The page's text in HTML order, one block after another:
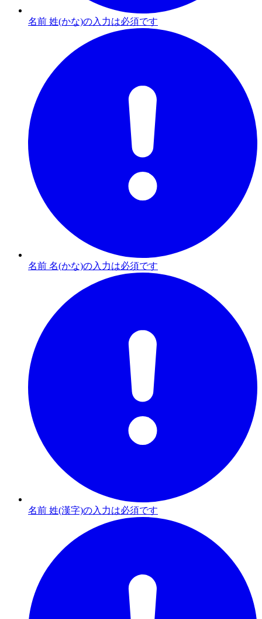
名前 姓(かな)の入力は必須です
名前 名(かな)の入力は必須です
名前 姓(漢字)の入力は必須です